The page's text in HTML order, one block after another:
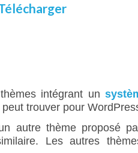
intégrant un
trouver pour
autre thème proposé
Les autres